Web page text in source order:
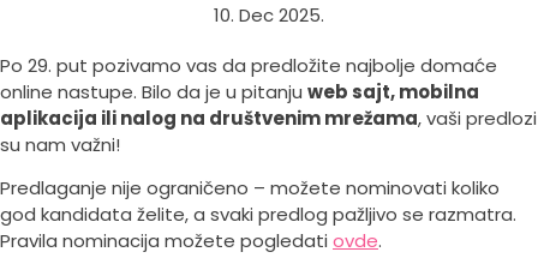
10. Dec 2025.
Po 29. put pozivamo vas da predložite najbolje domaće
online nastupe. Bilo da je u pitanju web sajt, mobilna
aplikacija ili nalog na društvenim mrežama, vaši predlozi
su nam važni!
Predlaganje nije ograničeno – možete nominovati koliko
god kandidata želite, a svaki predlog pažljivo se razmatra.
Pravila nominacija možete pogledati ovde.